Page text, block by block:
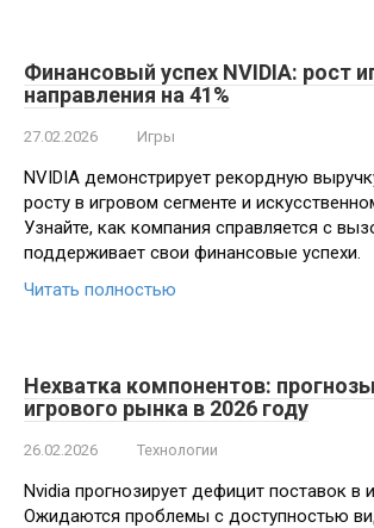
Финансовый успех NVIDIA: рост
направления на 41%
27.02.2026 Игры
NVIDIA демонстрирует рекордную
росту в игровом сегменте и
Узнайте, как компания справляется с
поддерживает свои финансовые успехи.
Читать полностью
Нехватка компонентов:
игрового рынка в 2026 году
26.02.2026 Технологии
Nvidia прогнозирует дефицит поставок в
Ожидаются проблемы с доступностью